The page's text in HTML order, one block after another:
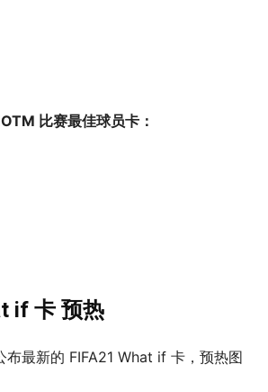
比赛最佳球员卡：
if 卡 预热
布最新的 FIFA21 What if 卡，预热图